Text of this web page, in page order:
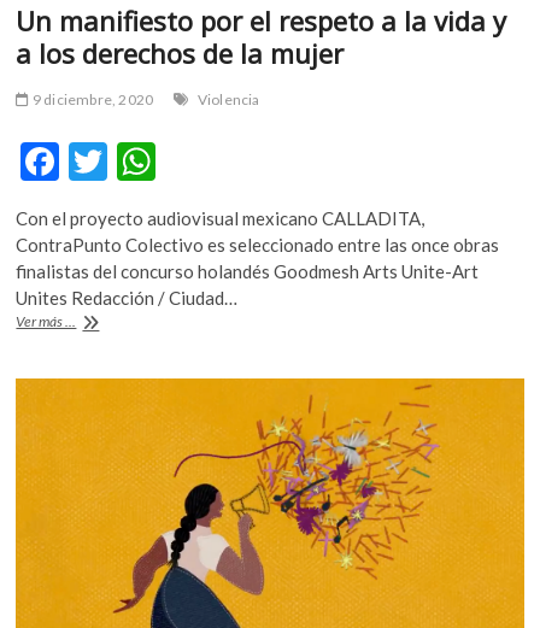
Un manifiesto por el respeto a la vida y
a los derechos de la mujer
9 diciembre, 2020 Violencia
F
e
b
o
k
T
itt
er
at
s
A
p
Con el proyecto audiovisual mexicano CALLADITA,
ContraPunto Colectivo es seleccionado entre las once obras
finalistas del concurso holandés Goodmesh Arts Unite-Art
Unites Redacción / Ciudad…
Ver más ...
Un
el
a
derechos
mujer